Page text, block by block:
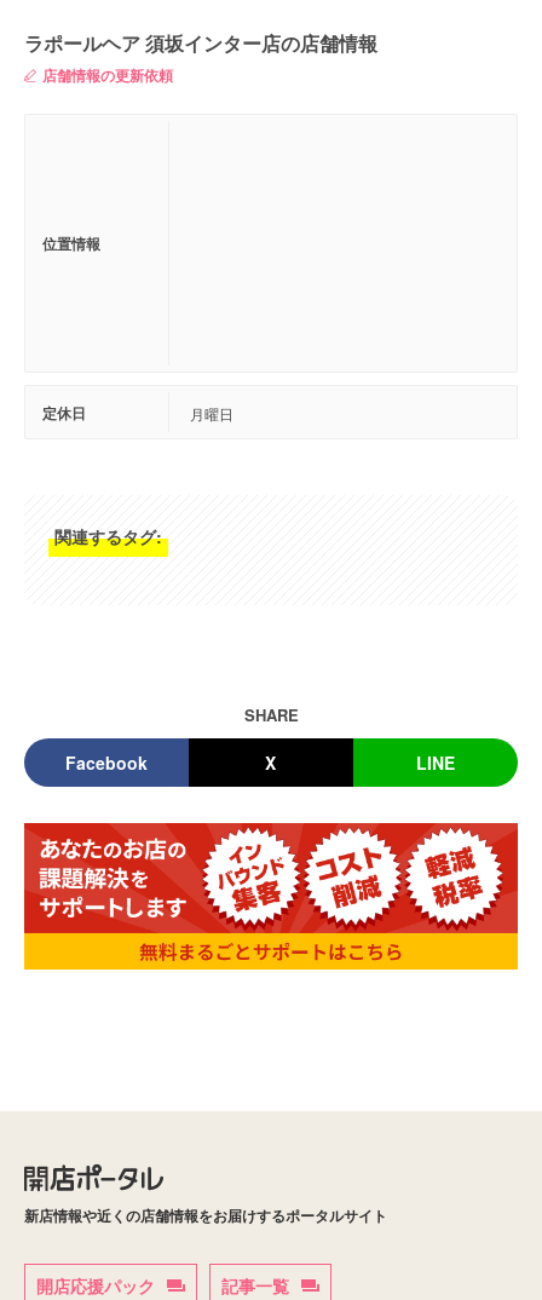
ラポールヘア 須坂インター店の店舗情報
店舗情報の更新依頼
位置情報
定休日 月曜日
関連するタグ:
SHARE
Facebook X LINE
新店情報や近くの店舗情報をお届けするポータルサイト
開店応援パック 記事一覧